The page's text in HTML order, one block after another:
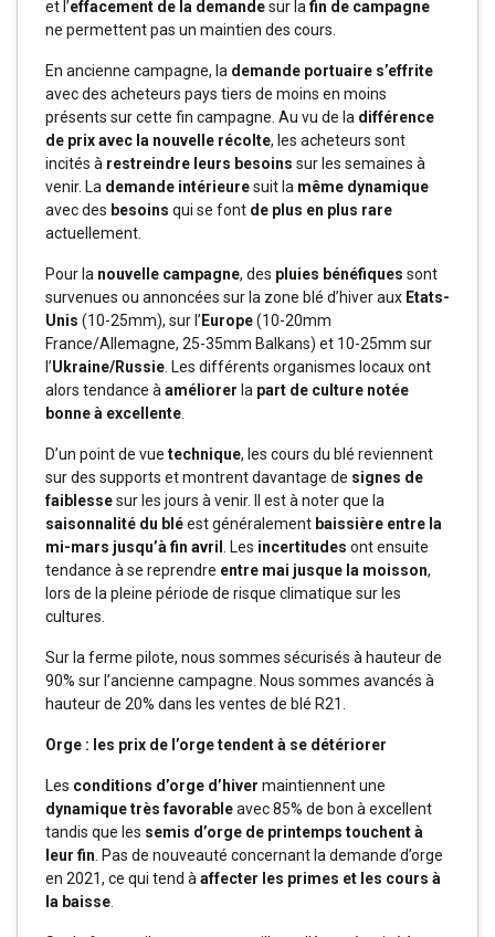
et l’effacement de la demandesur la fin de campagne
ne permettent pas un maintien des cours.
En ancienne campagne, la demande portuaire s’effrite
avec des acheteurs pays tiers de moins en moins
présents sur cette fin campagne. Au vu de la différence
de prix avec la nouvelle récolte, les acheteurs sont
incités à restreindre leurs besoins sur les semaines à
venir. La demande intérieuresuit la même dynamique
avec des besoins qui se font de plus en plus rare
actuellement.
Pour la nouvelle campagne, des pluies bénéfiques sont
survenues ou annoncées sur la zone blé d’hiver aux Etats-
Unis (10-25mm), sur l’ Europe(10-20mm
France/Allemagne, 25-35mm Balkans) et 10-25mm sur
l’Ukraine/Russie . Les différents organismes locaux ont
alors tendance à améliorer la part de culture notée
bonne à excellente
D’un point de vue technique, les cours du blé reviennent
sur des supports et montrent davantage de signes de
faiblessesur les jours à venir. Il est à noter que la
saisonnalité du bléest généralement baissière entre la
mi-mars jusqu’à fin avril
. Les incertitudes ont ensuite
tendance à se reprendre entre mai jusque la moisson,
lors de la pleine période de risque climatique sur les
cultures.
Sur la ferme pilote, nous sommes sécurisés à hauteur de
90% sur l’ancienne campagne. Nous sommes avancés à
hauteur de 20% dans les ventes de blé R21.
Orge : les prix de l’orge tendent à se détériorer
Les conditions d’orge d’hiver maintiennent une
dynamique très favorableavec 85% de bon à excellent
tandis que les semis d’orge de printemps touchent à
leur fin . Pas de nouveauté concernant la demande d’orge
en 2021, ce qui tend à affecter les primes et les cours à
la baisse